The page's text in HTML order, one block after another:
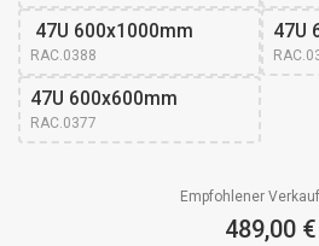
47U 600x1000mm
RAC.0388
47U
47U 600x600mm
RAC.0377
Empfohlener
489,00 €